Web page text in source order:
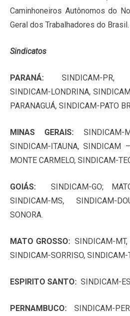
Caminhoneiros Autônomos do
Geral dos Trabalhadores do Brasil.
Sindicatos
PARANÁ: SINDICAM-PR,
SINDICAM-LONDRINA,
PARANAGUÁ, SINDICAM-PATO
MINAS GERAIS: SINDICAM-
SINDICAM-ITAUNA, SINDICAM
MONTE CARMELO, SINDICAM-
GOIÁS:
SINDICAM-GO;
SINDICAM-MS, SINDICAM-
SONORA.
MATO GROSSO: SINDICAM-
SINDICAM-SORRISO, SINDICAM-
ESPIRITO SANTO: SINDICAM-ES
PERNAMBUCO: SINDICAM-